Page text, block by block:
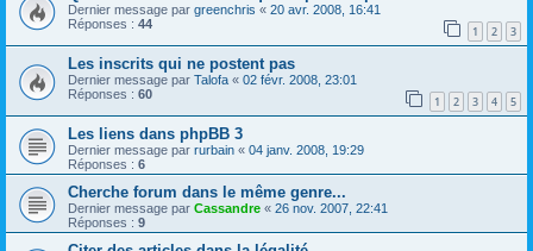
Dernier message par greenchris « 20 avr. 2008, 16:41
Réponses : 44 1 2 3
Les inscrits qui ne postent pas
Dernier message par Talofa « 02 févr. 2008, 23:01
Réponses : 60 1 2 3 4 5
Les liens dans phpBB 3
Dernier message par rurbain « 04 janv. 2008, 19:29
Réponses : 6
Cherche forum dans le même genre...
Dernier message par Cassandre « 26 nov. 2007, 22:41
Réponses : 9